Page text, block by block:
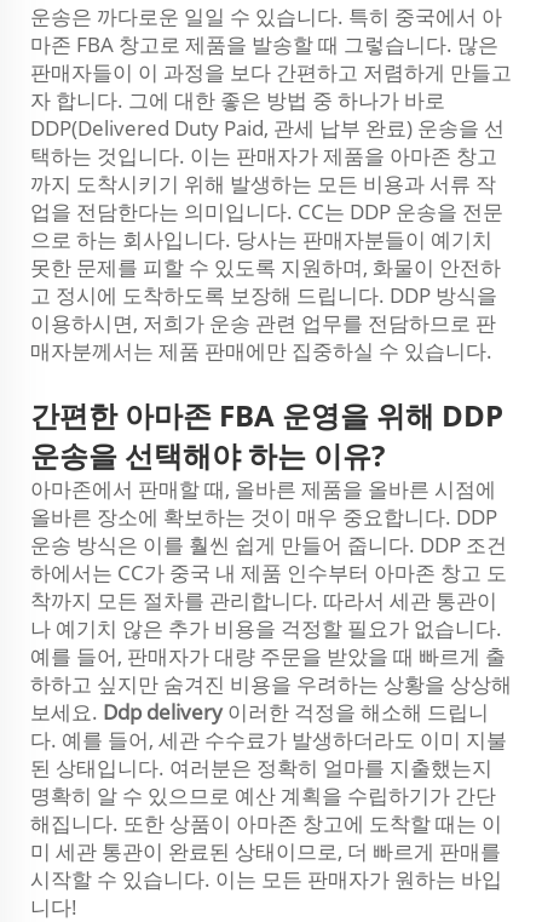
운송은 까다로운 일일 수 있습니다. 특히 중국에서 아
마존 FBA 창고로 제품을 발송할 때 그렇습니다. 많은
판매자들이 이 과정을 보다 간편하고 저렴하게 만들고
자 합니다. 그에 대한 좋은 방법 중 하나가 바로
DDP(Delivered Duty Paid, 관세 납부 완료) 운송을 선
택하는 것입니다. 이는 판매자가 제품을 아마존 창고
까지 도착시키기 위해 발생하는 모든 비용과 서류 작
업을 전담한다는 의미입니다. CC는 DDP 운송을 전문
으로 하는 회사입니다. 당사는 판매자분들이 예기치
못한 문제를 피할 수 있도록 지원하며, 화물이 안전하
고 정시에 도착하도록 보장해 드립니다. DDP 방식을
이용하시면, 저희가 운송 관련 업무를 전담하므로 판
매자분께서는 제품 판매에만 집중하실 수 있습니다.
간편한 아마존 FBA 운영을 위해 DDP
운송을 선택해야 하는 이유?
아마존에서 판매할 때, 올바른 제품을 올바른 시점에
올바른 장소에 확보하는 것이 매우 중요합니다. DDP
운송 방식은 이를 훨씬 쉽게 만들어 줍니다. DDP 조건
하에서는 CC가 중국 내 제품 인수부터 아마존 창고 도
착까지 모든 절차를 관리합니다. 따라서 세관 통관이
나 예기치 않은 추가 비용을 걱정할 필요가 없습니다.
예를 들어, 판매자가 대량 주문을 받았을 때 빠르게 출
하하고 싶지만 숨겨진 비용을 우려하는 상황을 상상해
보세요. Ddp delivery이러한 걱정을 해소해 드립니
다. 예를 들어, 세관 수수료가 발생하더라도 이미 지불
된 상태입니다. 여러분은 정확히 얼마를 지출했는지
명확히 알 수 있으므로 예산 계획을 수립하기가 간단
해집니다. 또한 상품이 아마존 창고에 도착할 때는 이
미 세관 통관이 완료된 상태이므로, 더 빠르게 판매를
시작할 수 있습니다. 이는 모든 판매자가 원하는 바입
니다!